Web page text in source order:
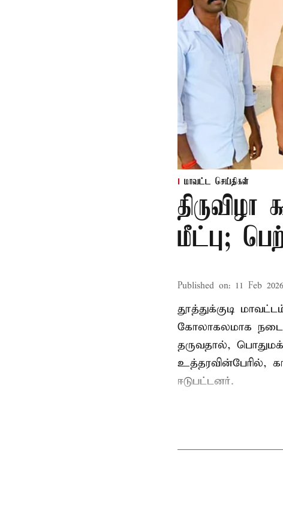
மாவட்ட செய்திகள்
மீட்பு;
Published on: 11 Feb
தூத்துக்குடி
கோலாகலமாக
தருவதால்,
உத்தரவின்பேரில்,
ஈடுபட்டனர்.